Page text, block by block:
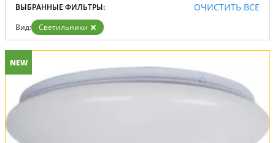
ВЫБРАННЫЕ ФИЛЬТРЫ: ОЧИСТИТЬ ВСЕ
Вид: Светильники
NEW